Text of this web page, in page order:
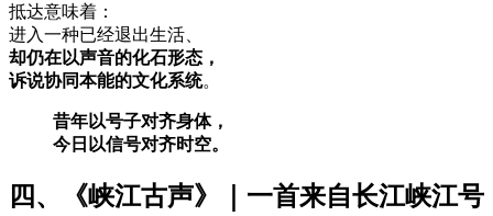
抵达意味着：
进入一种已经退出生活、
却仍在以声音的化石形态，
诉说协同本能的文化系统。
昔年以号子对齐身体，
今日以信号对齐时空。
四、《峡江古声》｜一首来自长江峡江号